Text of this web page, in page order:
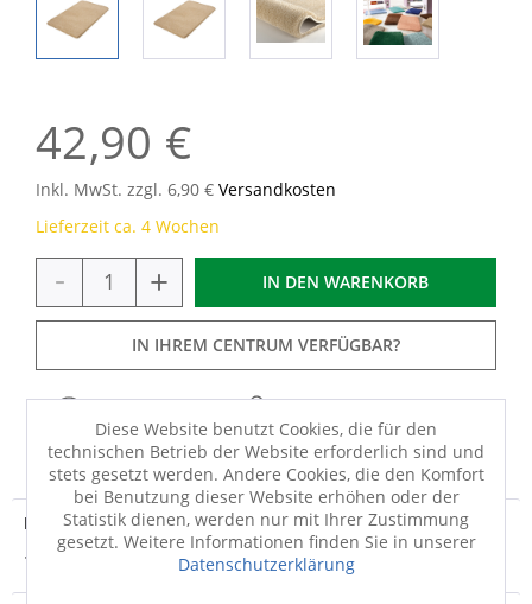
42,90 €
Inkl. MwSt. zzgl. 6,90 € Versandkosten
Lieferzeit ca. 4 Wochen
- + IN DEN WARENKORB
IN IHREM CENTRUM VERFÜGBAR?
FRAGEN MERKEN TEILEN
Produktdetails
· Florhöhe: 30mm Material: 100% Polyacryl
Diese Website benutzt Cookies, die für den
technischen Betrieb der Website erforderlich sind und
stets gesetzt werden. Andere Cookies, die den Komfort
bei Benutzung dieser Website erhöhen oder der
Statistik dienen, werden nur mit Ihrer Zustimmung
gesetzt. Weitere Informationen finden Sie in unserer
Datenschutzerklärung